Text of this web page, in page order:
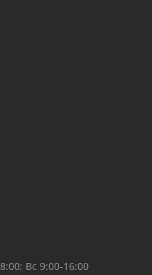
Вс 9:00-16:00